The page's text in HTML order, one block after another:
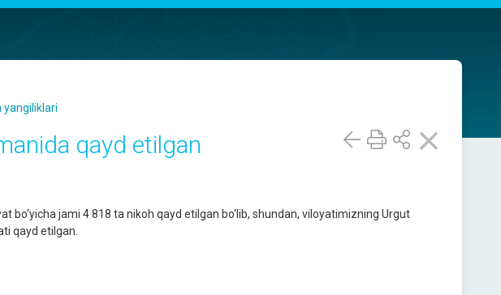
yangiliklari
qayd etilgan
jami 4 818 ta nikoh qayd etilgan bo‘lib, shundan, viloyatimizning Urgut
qayd etilgan.